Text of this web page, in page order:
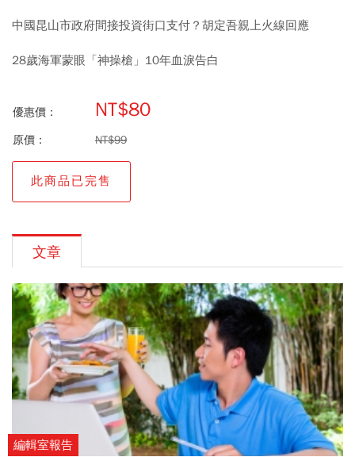
中國昆山市政府間接投資街口支付？胡定吾親上火線回應
28歲海軍蒙眼「神操槍」10年血淚告白
優惠價： NT$80
原價： NT$99
此商品已完售
文章
編輯室報告